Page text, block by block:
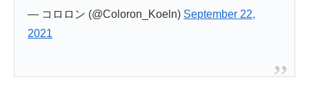
— コロロン (@Coloron_Koeln) September 22,
2021